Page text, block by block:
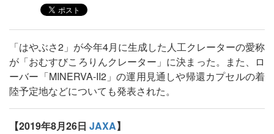
「はやぶさ2」が今年4月に生成した人工クレーターの愛称
が「おむすびころりんクレーター」に決まった。また、ロ
ーバー「MINERVA-II2」の運用見通しや帰還カプセルの着
陸予定地などについても発表された。
【2019年8月26日 JAXA】